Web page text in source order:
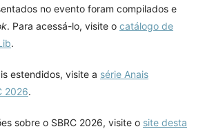
no evento foram compilados e
. Para acessá-lo, visite o catálogo de
.
estendidos, visite a série Anais
2026.
sobre o SBRC 2026, visite o site desta